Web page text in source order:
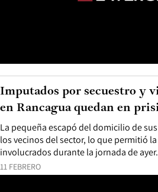
11 FEBRERO
La pequeña escapó del domicilio de
los vecinos del sector, lo que permitió
involucrados durante la jornada de ayer.
Imputados por secuestro y
en Rancagua quedan en